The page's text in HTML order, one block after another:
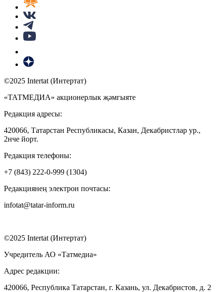
©2025 Intertat (Интертат)
«ТАТМЕДИА» акционерлык җәмгыяте
Редакция адресы:
420066, Татарстан Республикасы, Казан, Декабристлар ур.,
2нче йорт.
Редакция телефоны:
+7 (843) 222-0-999 (1304)
Редакциянең электрон почтасы:
infotat@tatar-inform.ru
©2025 Intertat (Интертат)
Учредитель АО «Татмедиа»
Адрес редакции:
420066, Республика Татарстан, г. Казань, ул. Декабристов, д. 2